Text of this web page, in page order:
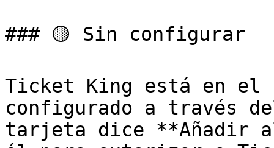
### 🟡 Sin configurar
Ticket King está en el
configurado a través
tarjeta dice **Añadir